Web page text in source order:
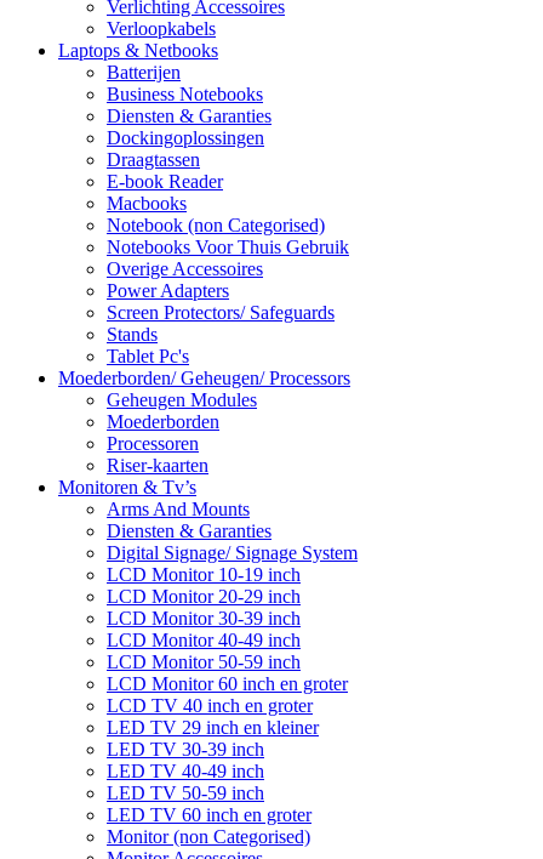
Verlichting Accessoires
Verloopkabels
Laptops & Netbooks
Batterijen
Business Notebooks
Diensten & Garanties
Dockingoplossingen
Draagtassen
E-book Reader
Macbooks
Notebook (non Categorised)
Notebooks Voor Thuis Gebruik
Overige Accessoires
Power Adapters
Screen Protectors/ Safeguards
Stands
Tablet Pc's
Moederborden/ Geheugen/ Processors
Geheugen Modules
Moederborden
Processoren
Riser-kaarten
Monitoren & Tv’s
Arms And Mounts
Diensten & Garanties
Digital Signage/ Signage System
LCD Monitor 10-19 inch
LCD Monitor 20-29 inch
LCD Monitor 30-39 inch
LCD Monitor 40-49 inch
LCD Monitor 50-59 inch
LCD Monitor 60 inch en groter
LCD TV 40 inch en groter
LED TV 29 inch en kleiner
LED TV 30-39 inch
LED TV 40-49 inch
LED TV 50-59 inch
LED TV 60 inch en groter
Monitor (non Categorised)